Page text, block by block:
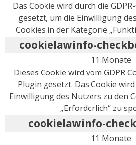
Das Cookie wird durch die
gesetzt, um die Einwilligung
Cookies in der Kategorie
cookielawinfo-
11 Monate
Dieses Cookie wird vom GDPR
Plugin gesetzt. Das Cookie
Einwilligung des Nutzers zu den
„Erforderlich“ zu
cookielawinfo-
11 Monate